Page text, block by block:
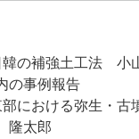
の補強土工法 小
事例報告
おける弥生・古
太郎